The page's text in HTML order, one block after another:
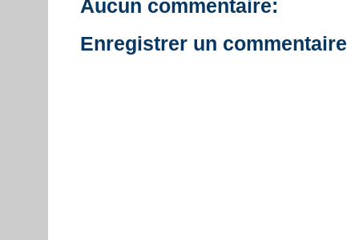
Aucun commentaire:
Enregistrer un commentaire